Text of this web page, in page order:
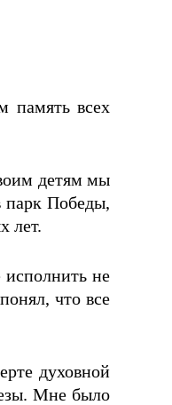
память всех
детям мы
парк Победы,
лет.
не
что все
духовной
Мне было